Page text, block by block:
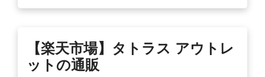
【楽天市場】タトラス アウトレ
ットの通販